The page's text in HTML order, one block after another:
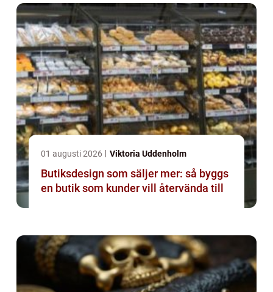
01 augusti 2026 Viktoria Uddenholm
Butiksdesign som säljer mer: så byggs
en butik som kunder vill återvända till